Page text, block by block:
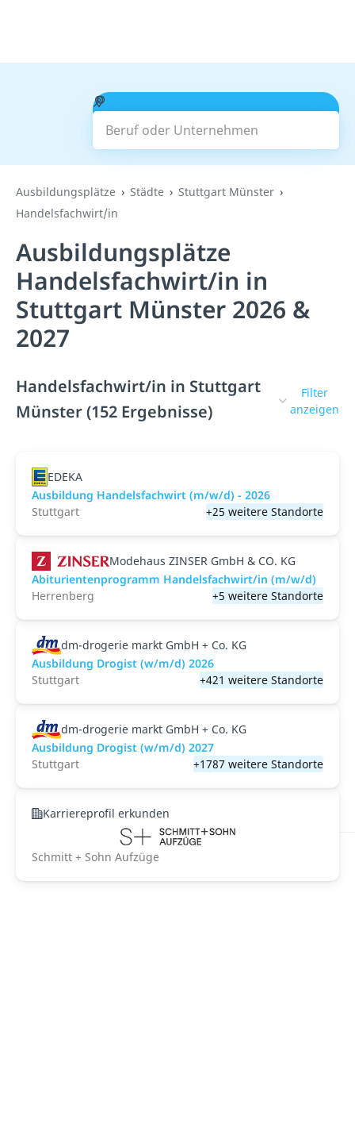
Beruf oder Unternehmen
Suchen
Ausbildungsplätze Städte
Stuttgart Münster
Handelsfachwirt/in
Ausbildungsplätze
Handelsfachwirt/in in
Stuttgart Münster 2026 &
2027
Handelsfachwirt/in in Stuttgart
Münster (152 Ergebnisse)
Filter
anzeigen
EDEKA
Ausbildung Handelsfachwirt (m/w/d) - 2026
Stuttgart
+25 weitere Standorte
Modehaus ZINSER GmbH & CO. KG
Abiturientenprogramm Handelsfachwirt/in (m/w/d)
Herrenberg
+5 weitere Standorte
dm-drogerie markt GmbH + Co. KG
Ausbildung Drogist (w/m/d) 2026
Stuttgart
+421 weitere Standorte
dm-drogerie markt GmbH + Co. KG
Ausbildung Drogist (w/m/d) 2027
Stuttgart
+1787 weitere Standorte
Karriereprofil erkunden
Schmitt + Sohn Aufzüge